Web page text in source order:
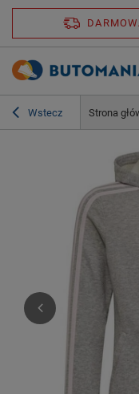
Wstecz Strona